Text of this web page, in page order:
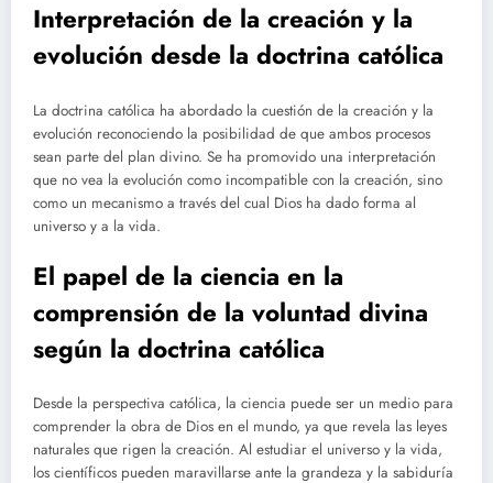
Interpretación de la creación y la
evolución desde la doctrina católica
La doctrina católica ha abordado la cuestión de la creación y la
evolución reconociendo la posibilidad de que ambos procesos
sean parte del plan divino. Se ha promovido una interpretación
que no vea la evolución como incompatible con la creación, sino
como un mecanismo a través del cual Dios ha dado forma al
universo y a la vida.
El papel de la ciencia en la
comprensión de la voluntad divina
según la doctrina católica
Desde la perspectiva católica, la ciencia puede ser un medio para
comprender la obra de Dios en el mundo, ya que revela las leyes
naturales que rigen la creación. Al estudiar el universo y la vida,
los científicos pueden maravillarse ante la grandeza y la sabiduría